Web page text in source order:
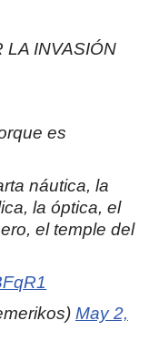
LA INVASIÓN
es
náutica, la
la óptica, el
el temple del
May 2,